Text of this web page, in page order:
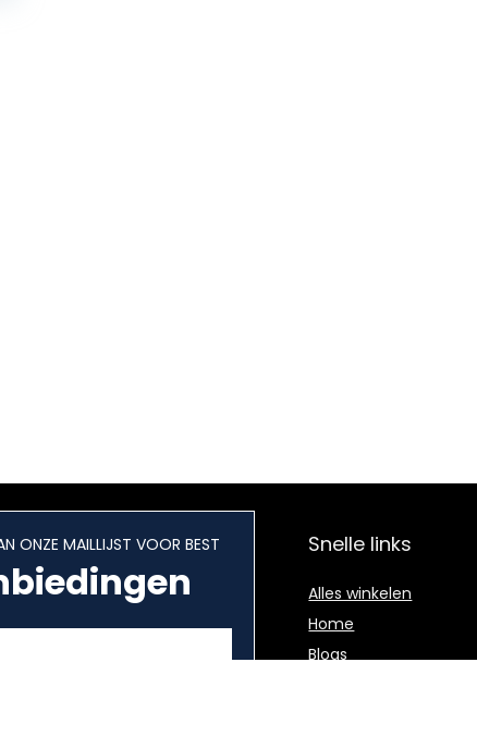
ONZE MAILLIJST VOOR BEST Snelle links
Alles winkelen
Home
Blogs